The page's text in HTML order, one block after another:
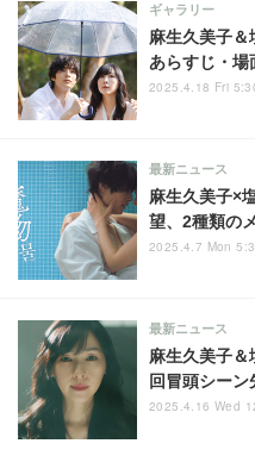
麻生久美子
あらすじ・場
ギャラリー
2025.4.18 Fri
麻生久美子×
望、2種類の
最新ニュース
2025.4.7 Mon
麻生久美子
回冒頭シーン
最新ニュース
2025.4.16 Wed